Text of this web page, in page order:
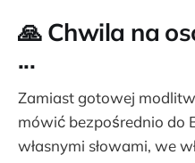
🙏 Chwila na
...
Zamiast gotowej
mówić bezpośrednio do
własnymi słowami, we